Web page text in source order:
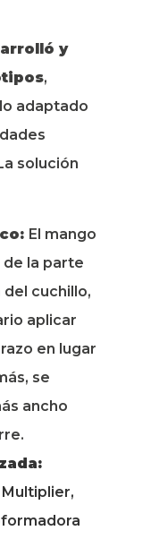
y
,
adaptado
solución
El mango
de la parte
cuchillo,
aplicar
en lugar
se
ancho